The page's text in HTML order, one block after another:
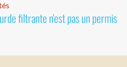
filtrante n'est pas un permis